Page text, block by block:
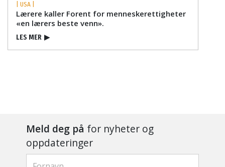
| USA |
Lærere kaller Forent for menneskerettigheter
«en lærers beste venn».
LES MER ▶
Meld deg på for nyheter og
oppdateringer